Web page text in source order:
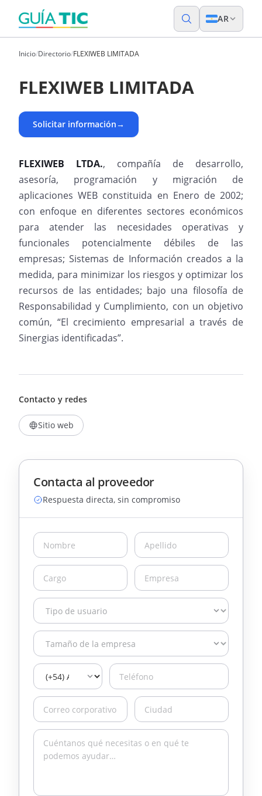
AR
Inicio/Directorio/FLEXIWEB LIMITADA
FLEXIWEB LIMITADA
Solicitar información→
FLEXIWEB LTDA., compañía de desarrollo,
asesoría, programación y migración de
aplicaciones WEB constituida en Enero de 2002;
con enfoque en diferentes sectores económicos
para atender las necesidades operativas y
funcionales potencialmente débiles de las
empresas; Sistemas de Información creados a la
medida, para minimizar los riesgos y optimizar los
recursos de las entidades; bajo una filosofía de
Responsabilidad y Cumplimiento, con un objetivo
común, “El crecimiento empresarial a través de
Sinergias identificadas”.
Contacto y redes
Sitio web
Contacta al proveedor
Respuesta directa, sin compromiso